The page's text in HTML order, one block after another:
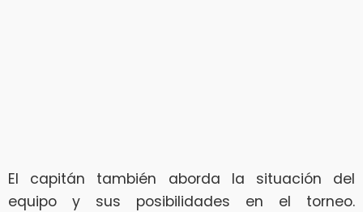
El capitán también aborda la situación del
equipo y sus posibilidades en el torneo.